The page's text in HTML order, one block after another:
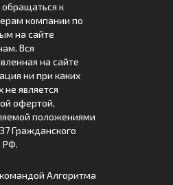
обращаться к
компании по
на сайте
Вся
на сайте
ни при каких
не является
офертой,
положениями
Гражданского
РФ.
Алгоритма